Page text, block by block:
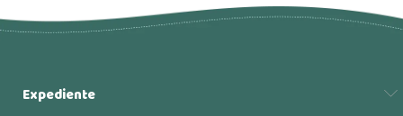
Expediente